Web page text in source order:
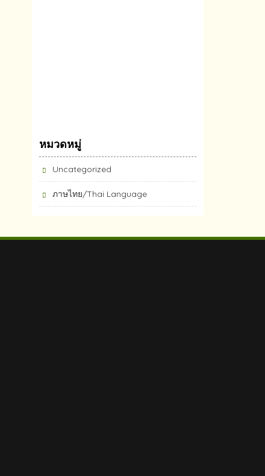
หมวดหมู่
Uncategorized
ภาษไทย/Thai Language